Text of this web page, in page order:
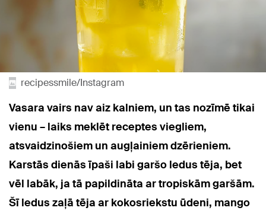
recipessmile/Instagram
Vasara vairs nav aiz kalniem, un tas nozīmē tikai
vienu – laiks meklēt receptes viegliem,
atsvaidzinošiem un augļainiem dzērieniem.
Karstās dienās īpaši labi garšo ledus tēja, bet
vēl labāk, ja tā papildināta ar tropiskām garšām.
Šī ledus zaļā tēja ar kokosriekstu ūdeni, mango